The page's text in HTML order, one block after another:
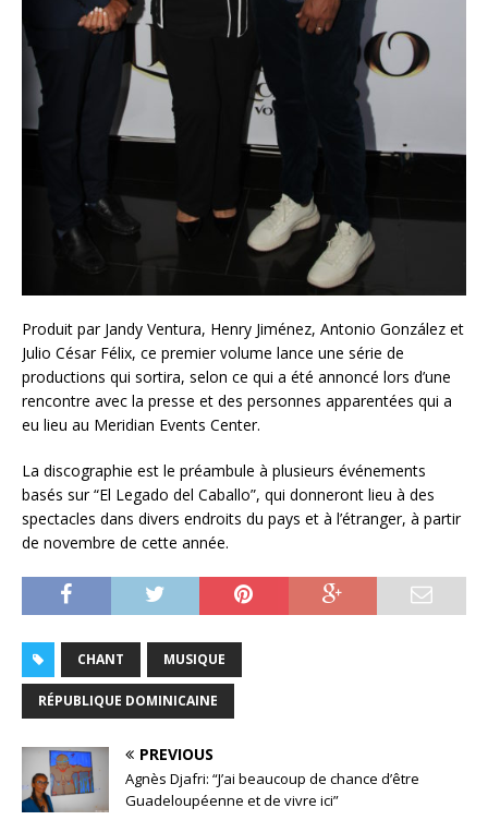
Produit par Jandy Ventura, Henry Jiménez, Antonio González et
Julio César Félix, ce premier volume lance une série de
productions qui sortira, selon ce qui a été annoncé lors d’une
rencontre avec la presse et des personnes apparentées qui a
eu lieu au Meridian Events Center.
La discographie est le préambule à plusieurs événements
basés sur “El Legado del Caballo”, qui donneront lieu à des
spectacles dans divers endroits du pays et à l’étranger, à partir
de novembre de cette année.
CHANT MUSIQUE
RÉPUBLIQUE DOMINICAINE
PREVIOUS
Agnès Djafri: “J’ai beaucoup de chance d’être
Guadeloupéenne et de vivre ici”